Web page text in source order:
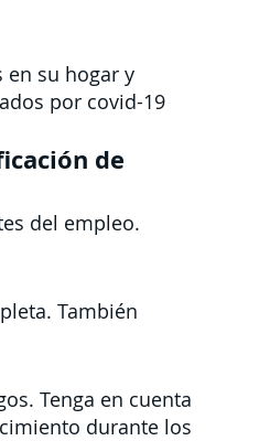
en su hogar y
por covid-19
de
del empleo.
También
Tenga en cuenta
durante los